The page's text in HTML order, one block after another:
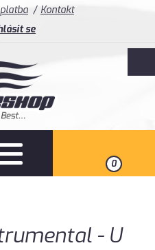
Kontakt
se
0
- U